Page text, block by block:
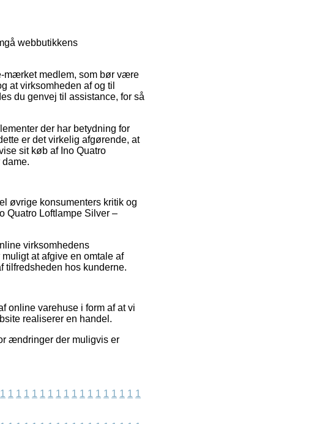
webbutikkens
mærket medlem, som bør være
at virksomheden af og til
du genvej til assistance, for så
der har betydning for
er det virkelig afgørende, at
sit køb af Ino Quatro
øvrige konsumenters kritik og
Quatro Loftlampe Silver –
virksomhedens
at afgive en omtale af
tilfredsheden hos kunderne.
online varehuse i form af at vi
realiserer en handel.
ændringer der muligvis er
1 1 1 1 1 1 1 1 1 1 1 1 1 1 1 1 1 1